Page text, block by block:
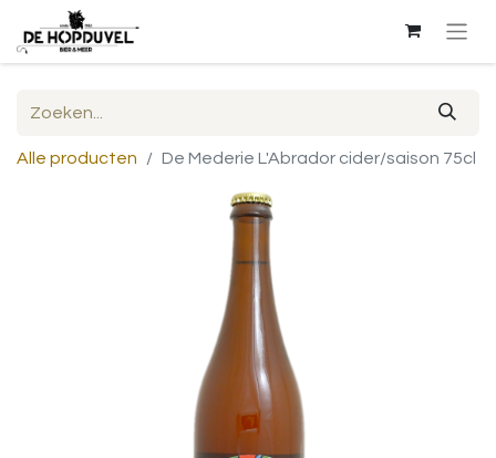
Alle producten De Mederie L'Abrador cider/saison 75cl